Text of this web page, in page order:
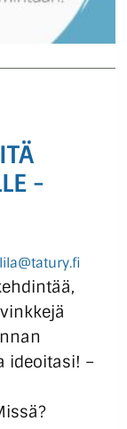
-
ideoitasi! –